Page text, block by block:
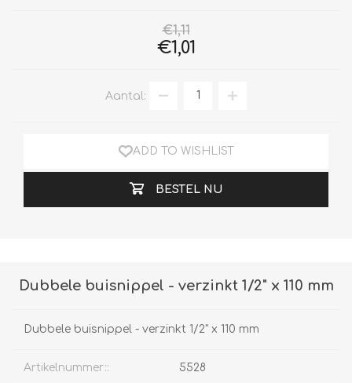
€1,11
€1,01
Aantal:
ADD TO WISHLIST
BESTEL NU
Dubbele buisnippel - verzinkt 1/2" x 110 mm
Dubbele buisnippel - verzinkt 1/2" x 110 mm
Artikelnummer:: 5528